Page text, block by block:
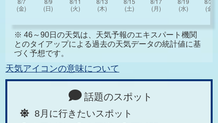
※ 46～90日の天気は、天気予報のエキスパート機関
とのタイアップによる過去の天気データの統計値に基
づく予想です。
天気アイコンの意味について
話題のスポット
8月に行きたいスポット